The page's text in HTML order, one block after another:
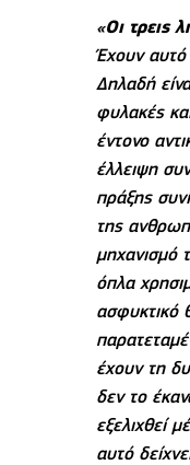
«Οι τρεις
Έχουν αυτό
Δηλαδή
φυλακές
έντονο
έλλειψη
πράξης
της
μηχανισμό
όπλα
ασφυκτικό
έχουν τη
δεν το
εξελιχθεί
αυτό